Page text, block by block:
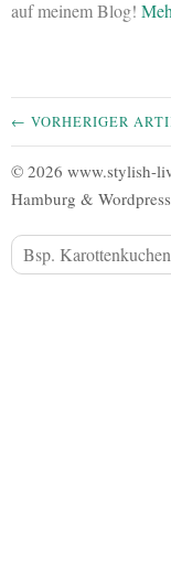
auf meinem Blog!
← VORHERIGER
© 2026 www.stylish-
Hamburg & Wordpress